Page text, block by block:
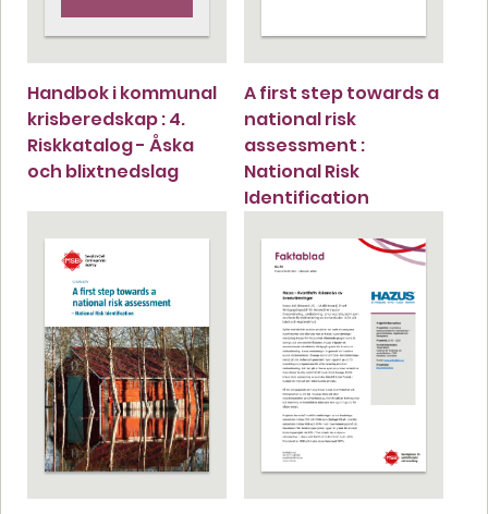
Handbok i kommunal
krisberedskap : 4.
Riskkatalog - Åska
och blixtnedslag
A first step towards a
national risk
assessment :
National Risk
Identification